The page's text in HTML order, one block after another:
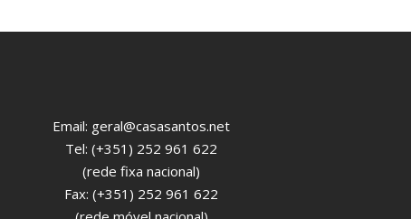
Email: geral@casasantos.net
Tel: (+351) 252 961 622
(rede fixa nacional)
Fax: (+351) 252 961 622